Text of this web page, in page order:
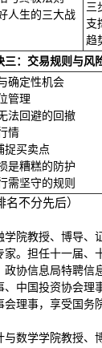
人生的三大战
三
支
趋
三：交易规则与风
确定性机会
管理
法回避的回撤
情
捉买卖点
是糟糕的防护
需坚守的规则
名不分先后）
院教授、博导、
。担任十一届、
政协信息局特聘信
、中国投资协会理
理事，享受国务
与数学学院教授、